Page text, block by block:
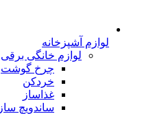
لوازم آشپزخانه
لوازم خانگی برقی
چرخ گوشت
خردکن
غذاساز
ساندویچ ساز